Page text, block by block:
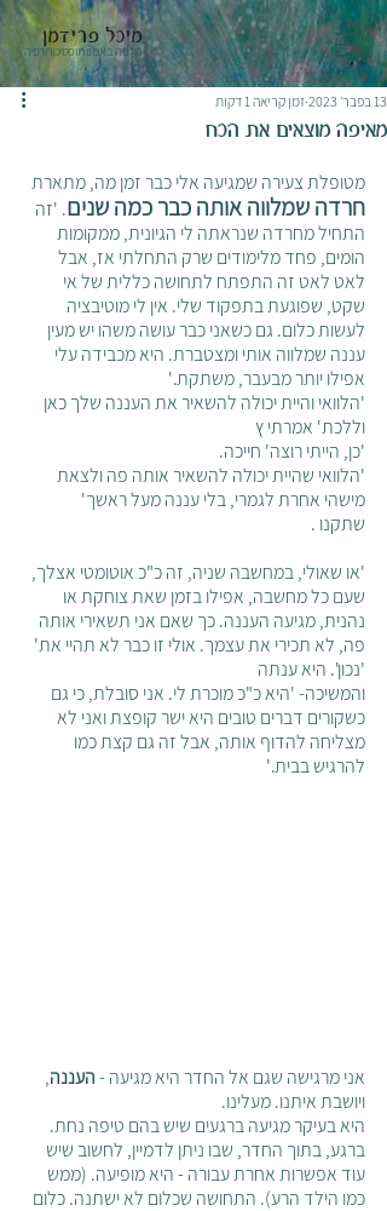
מיכל פרידמן
תרפיה באמנות ופסיכותרפיה
מאיפה מוצאים את הכח
13 בפבר׳ 2023 זמן קריאה 1 דקות
מטופלת צעירה שמגיעה אלי כבר זמן מה, מתארת
חרדה שמלווה אותה כבר כמה שנים. 'זה
התחיל מחרדה שנראתה לי הגיונית, ממקומות
הומים, פחד מלימודים שרק התחלתי אז, אבל
לאט לאט זה התפתח לתחושה כללית של אי
שקט, שפוגעת בתפקוד שלי. אין לי מוטיבציה
לעשות כלום. גם כשאני כבר עושה משהו יש מעין
עננה שמלווה אותי ומצטברת. היא מכבידה עלי
אפילו יותר מבעבר, משתקת.'
'הלוואי והיית יכולה להשאיר את העננה שלך כאן
וללכת' אמרתי ץ
'כן, הייתי רוצה' חייכה.
'הלוואי שהיית יכולה להשאיר אותה פה ולצאת
מישהי אחרת לגמרי, בלי עננה מעל ראשך'
שתקנו .
'או שאולי, במחשבה שניה, זה כ"כ אוטומטי אצלך,
שעם כל מחשבה, אפילו בזמן שאת צוחקת או
נהנית, מגיעה העננה. כך שאם אני תשאירי אותה
פה, לא תכירי את עצמך. אולי זו כבר לא תהיי את'
'נכון'. היא ענתה
והמשיכה- 'היא כ"כ מוכרת לי. אני סובלת, כי גם
כשקורים דברים טובים היא ישר קופצת ואני לא
מצליחה להדוף אותה, אבל זה גם קצת כמו
להרגיש בבית.'
אני מרגישה שגם אל החדר היא מגיעה - העננה,
ויושבת איתנו. מעלינו.
היא בעיקר מגיעה ברגעים שיש בהם טיפה נחת.
ברגע, בתוך החדר, שבו ניתן לדמיין, לחשוב שיש
עוד אפשרות אחרת עבורה - היא מופיעה. (ממש
כמו הילד הרע). התחושה שכלום לא ישתנה. כלום